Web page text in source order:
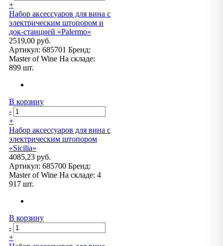
+
Набор аксессуаров для вина с
электрическим штопором и
док-станцией «Palermo»
2519,00 руб.
Артикул: 685701 Бренд:
Master of Wine На складе:
899 шт.
В корзину
-
+
Набор аксессуаров для вина с
электрическим штопором
«Sicilia»
4085,23 руб.
Артикул: 685700 Бренд:
Master of Wine На складе: 4
917 шт.
В корзину
-
+